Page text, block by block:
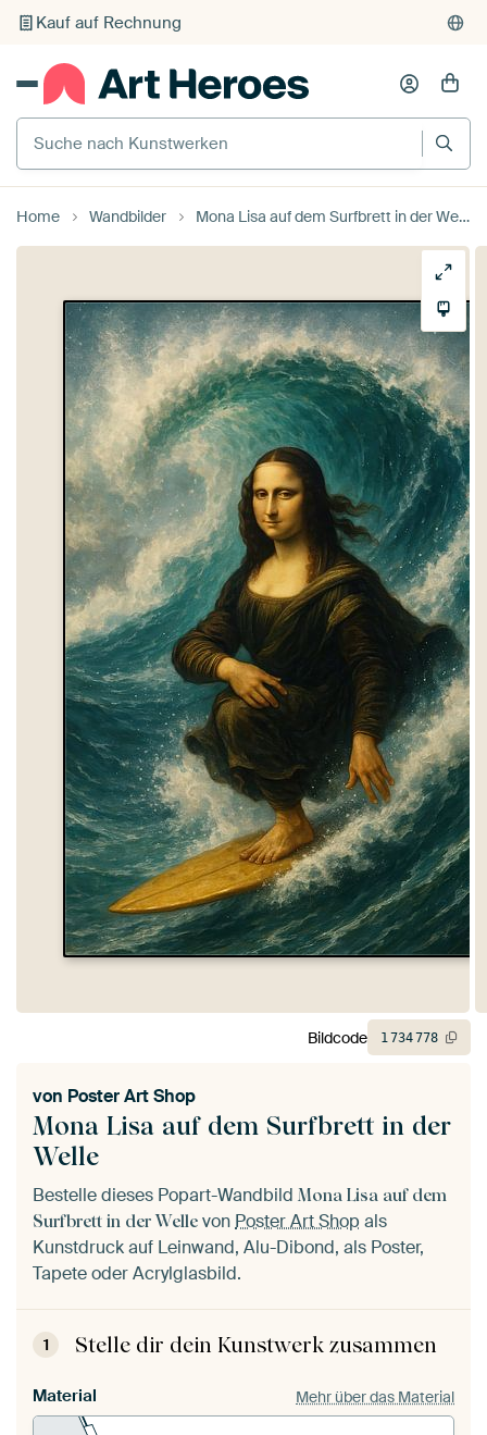
Individueller Druck auf Bestellung
Suche nach Kunstwerken
Home Wandbilder Mona Lisa auf dem Surfbrett in der Welle von Poster Art Shop
Mona Lisa auf dem Surfbrett in der
Welle
von Poster Art Shop
Bestelle dieses Popart-Wandbild Mona Lisa auf dem
Surfbrett in der Welle vonPoster Art Shop als
Kunstdruck auf Leinwand, Alu-Dibond, als Poster,
Tapete oder Acrylglasbild.
1 Stelle dir dein Kunstwerk zusammen
Material Mehr über das Material
Bildcode 1734778